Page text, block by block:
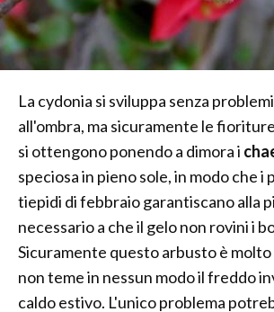
La cydonia si sviluppa senza
all'ombra, ma sicuramente le
si ottengono ponendo a dimora i
speciosa in pieno sole, in modo che i
tiepidi di febbraio garantiscano alla
necessario a che il gelo non rovini i
Sicuramente questo arbusto è
non teme in nessun modo il freddo
caldo estivo. L'unico problema